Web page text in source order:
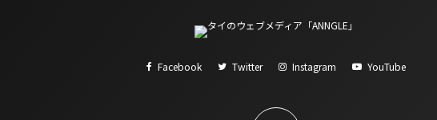
Facebook Twitter Instagram YouTube